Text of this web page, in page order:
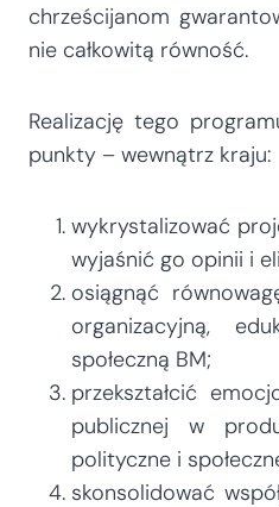
chrześcijanom
nie całkowitą równość.
Realizację tego
punkty – wewnątrz kraju:
wykrystalizować
wyjaśnić go opinii i
osiągnąć
organizacyjną,
społeczną BM;
przekształcić
publicznej w
polityczne i
skonsolidować